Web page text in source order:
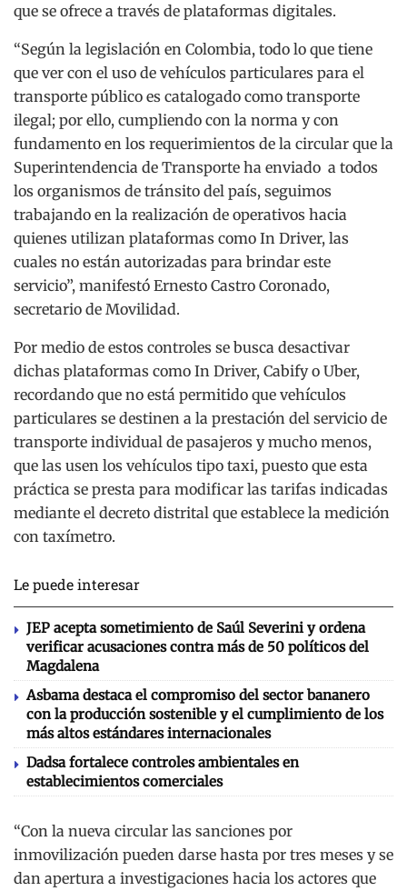
que se ofrece a través de plataformas digitales.
“Según la legislación en Colombia, todo lo que tiene
que ver con el uso de vehículos particulares para el
transporte público es catalogado como transporte
ilegal; por ello, cumpliendo con la norma y con
fundamento en los requerimientos de la circular que la
Superintendencia de Transporte ha enviado a todos
los organismos de tránsito del país, seguimos
trabajando en la realización de operativos hacia
quienes utilizan plataformas como In Driver, las
cuales no están autorizadas para brindar este
servicio”, manifestó Ernesto Castro Coronado,
secretario de Movilidad.
Por medio de estos controles se busca desactivar
dichas plataformas como In Driver, Cabify o Uber,
recordando que no está permitido que vehículos
particulares se destinen a la prestación del servicio de
transporte individual de pasajeros y mucho menos,
que las usen los vehículos tipo taxi, puesto que esta
práctica se presta para modificar las tarifas indicadas
mediante el decreto distrital que establece la medición
con taxímetro.
Le puede interesar
JEP acepta sometimiento de Saúl Severini y ordena
verificar acusaciones contra más de 50 políticos del
Magdalena
Asbama destaca el compromiso del sector bananero
con la producción sostenible y el cumplimiento de los
más altos estándares internacionales
Dadsa fortalece controles ambientales en
establecimientos comerciales
“Con la nueva circular las sanciones por
inmovilización pueden darse hasta por tres meses y se
dan apertura a investigaciones hacia los actores que